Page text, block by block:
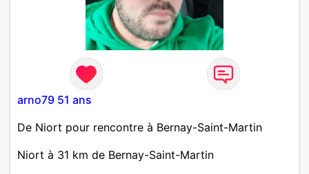
arno79 51 ans
De Niort pour rencontre à Bernay-Saint-Martin
Niort à 31 km de Bernay-Saint-Martin